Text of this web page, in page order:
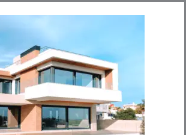
גרמושקה - הוצאת היתר בנייה